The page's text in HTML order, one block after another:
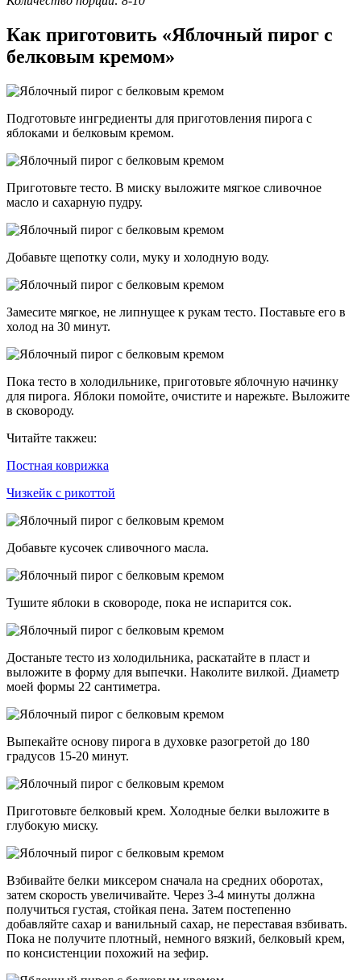
Как приготовить «Яблочный пирог с
белковым кремом»
Подготовьте ингредиенты для приготовления пирога с
яблоками и белковым кремом.
Приготовьте тесто. В миску выложите мягкое сливочное
масло и сахарную пудру.
Добавьте щепотку соли, муку и холодную воду.
Замесите мягкое, не липнущее к рукам тесто. Поставьте его в
холод на 30 минут.
Пока тесто в холодильнике, приготовьте яблочную начинку
для пирога. Яблоки помойте, очистите и нарежьте. Выложите
в сковороду.
Читайте такжеu:
Постная коврижка
Чизкейк с рикоттой
Добавьте кусочек сливочного масла.
Тушите яблоки в сковороде, пока не испарится сок.
Достаньте тесто из холодильника, раскатайте в пласт и
выложите в форму для выпечки. Наколите вилкой. Диаметр
моей формы 22 сантиметра.
Выпекайте основу пирога в духовке разогретой до 180
градусов 15-20 минут.
Приготовьте белковый крем. Холодные белки выложите в
глубокую миску.
Взбивайте белки миксером сначала на средних оборотах,
затем скорость увеличивайте. Через 3-4 минуты должна
получиться густая, стойкая пена. Затем постепенно
добавляйте сахар и ванильный сахар, не переставая взбивать.
Пока не получите плотный, немного вязкий, белковый крем,
по консистенции похожий на зефир.